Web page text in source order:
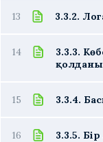
13 3.3.2.
14
3.3.3.
қолданы
15 3.3.4.
16 3.3.5.